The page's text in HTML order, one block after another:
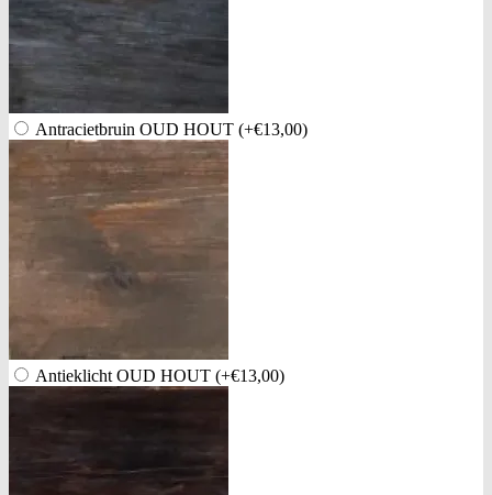
Antracietbruin OUD HOUT (+€13,00)
Antieklicht OUD HOUT (+€13,00)